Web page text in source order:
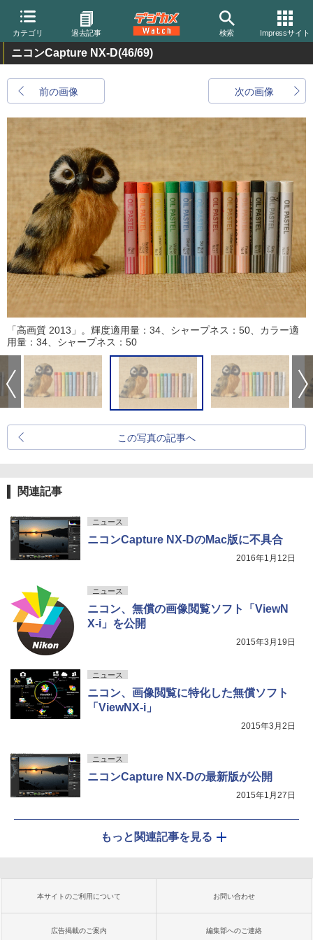
カテゴリ 過去記事 検索 Impressサイト
ニコンCapture NX-D(46/69)
前の画像 次の画像
「高画質 2013」。輝度適用量：34、シャープネス：50、カラー適
用量：34、シャープネス：50
この写真の記事へ
関連記事
ニュース
ニコンCapture NX-DのMac版に不具合
2016年1月12日
ニュース
ニコン、無償の画像閲覧ソフト「ViewN
X-i」を公開
2015年3月19日
ニュース
ニコン、画像閲覧に特化した無償ソフト
「ViewNX-i」
2015年3月2日
ニュース
ニコンCapture NX-Dの最新版が公開
2015年1月27日
もっと関連記事を見る
本サイトのご利用について お問い合わせ
広告掲載のご案内 編集部へのご連絡